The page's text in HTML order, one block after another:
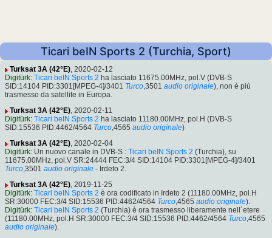
Ticari beIN Sports 2 (Turchia, Sport)
Turksat 3A (42°E), 2020-02-12
Digitürk: Ticari beIN Sports 2 ha lasciato 11675.00MHz, pol.V (DVB-S
SID:14104 PID:3301[MPEG-4]/3401 Turco,3501 audio originale), non è più
trasmesso da satellite in Europa.
Turksat 3A (42°E), 2020-02-11
Digitürk: Ticari beIN Sports 2 ha lasciato 11180.00MHz, pol.H (DVB-S
SID:15536 PID:4462/4564 Turco,4565 audio originale)
Turksat 3A (42°E), 2020-02-04
Digitürk: Un nuovo canale in DVB-S : Ticari beIN Sports 2 (Turchia), su
11675.00MHz, pol.V SR:24444 FEC:3/4 SID:14104 PID:3301[MPEG-4]/3401
Turco,3501 audio originale - Irdeto 2.
Turksat 3A (42°E), 2019-11-25
Digitürk: Ticari beIN Sports 2 è ora codificato in Irdeto 2 (11180.00MHz, pol.H
SR:30000 FEC:3/4 SID:15536 PID:4462/4564 Turco,4565 audio originale).
Digitürk: Ticari beIN Sports 2 (Turchia) è ora trasmesso liberamente nell´etere
(11180.00MHz, pol.H SR:30000 FEC:3/4 SID:15536 PID:4462/4564 Turco,4565
audio originale).